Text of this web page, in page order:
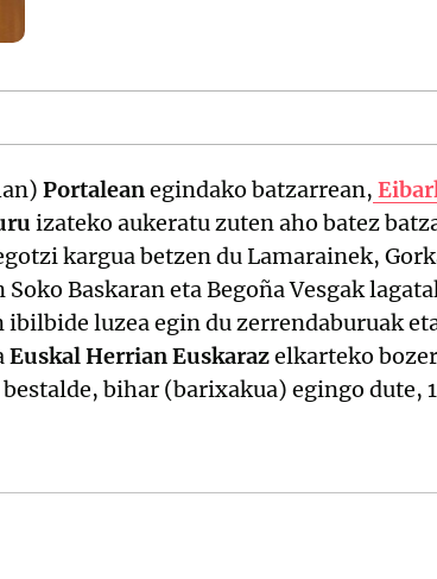
Portaleanegindako batzarrean,
izateko aukeratu zuten aho batez
kargua betzen du Lamarainek,
Baskaran eta Begoña Vesgak
luzea egin du zerrendaburuak
Euskal Herrian Euskarazelkarteko
bestalde, bihar (barixakua) egingo dute,